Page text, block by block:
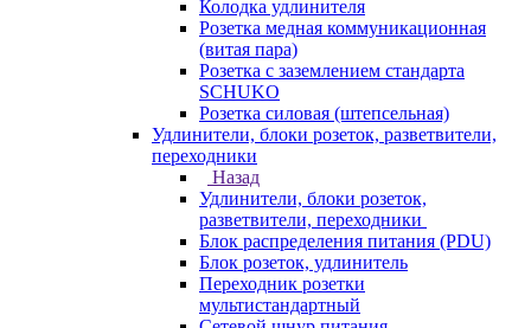
Колодка удлинителя
Розетка медная коммуникационная
(витая пара)
Розетка с заземлением стандарта
SCHUKO
Розетка силовая (штепсельная)
Удлинители, блоки розеток, разветвители,
переходники
Назад
Удлинители, блоки розеток,
разветвители, переходники
Блок распределения питания (PDU)
Блок розеток, удлинитель
Переходник розетки
мультистандартный